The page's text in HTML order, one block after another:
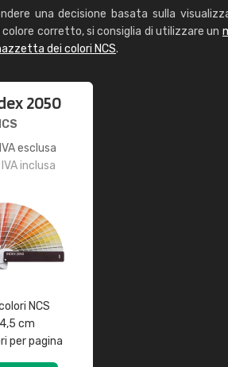
una decisione basata sulla
colore corretto, si consiglia di utilizzare un
dei colori NCS.
2050
IVA esclusa
inclusa
NCS
cm
per pagina